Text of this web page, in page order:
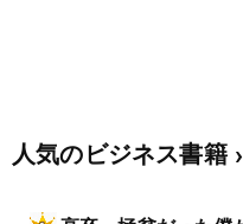
人気のビジネス書籍